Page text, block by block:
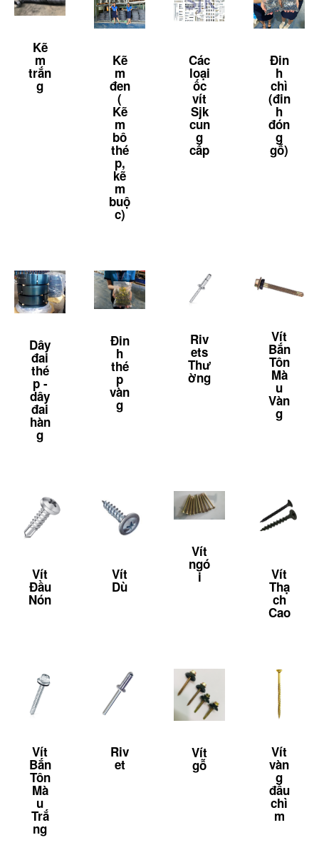
Kẽ
m
trắn
g
Kẽ
m
đen
(
Kẽ
m
bô
thé
p,
kẽ
m
buộ
c)
Các
loại
ốc
vít
Sjk
cun
g
cấp
Đin
h
chì
(đin
h
đón
g
gỗ)
Dây
đai
thé
p -
dây
đai
hàn
g
Đin
h
thé
p
vàn
g
Riv
ets
Thư
ờng
Vít
Bắn
Tôn
Mà
u
Vàn
g
Vít
Đầu
Nón
Vít
Dù
Vít
ngó
i Vít
Thạ
ch
Cao
Vít
Bắn
Tôn
Mà
u
Trắ
ng
Riv
et
Vít
gỗ
Vít
vàn
g
đầu
chì
m